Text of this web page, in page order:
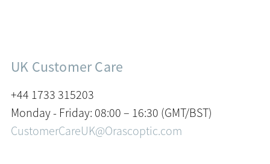
UK Customer Care
+44 1733 315203
Monday - Friday: 08:00 – 16:30 (GMT/BST)
CustomerCareUK@Orascoptic.com